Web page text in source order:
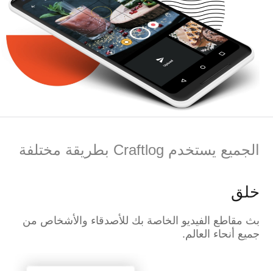
الجميع يستخدم Craftlog بطريقة مختلفة
خلق
بث مقاطع الفيديو الخاصة بك للأصدقاء والأشخاص من
جميع أنحاء العالم.